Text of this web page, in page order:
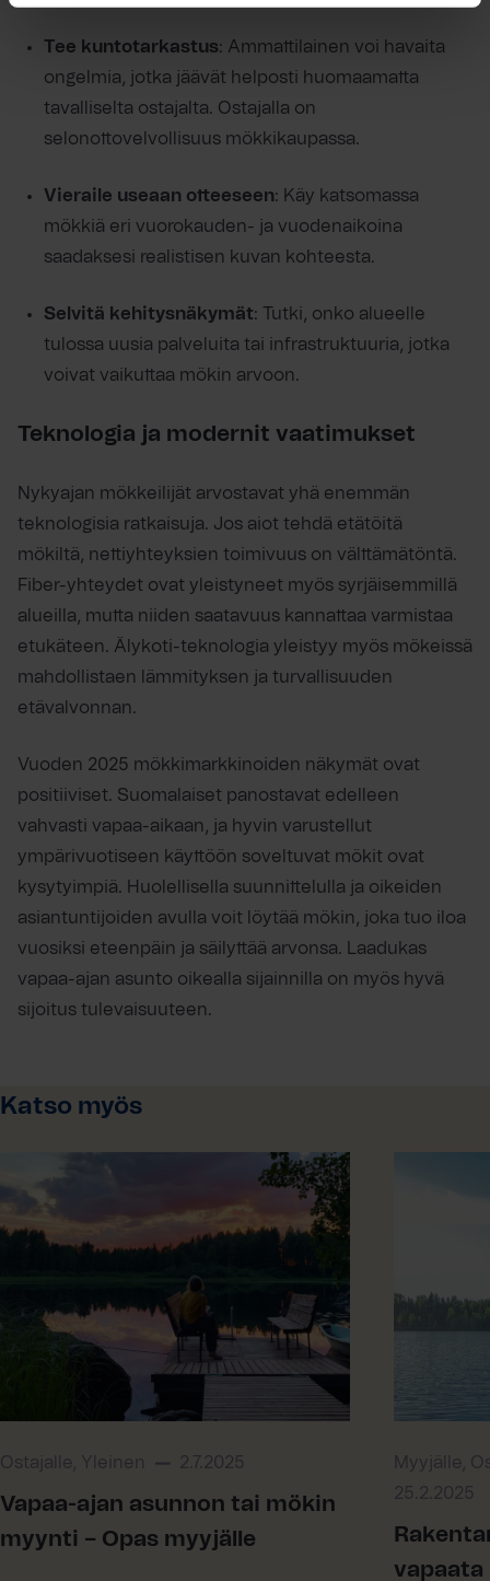
Tee kuntotarkastus: Ammattilainen voi havaita
ongelmia, jotka jäävät helposti huomaamatta
tavalliselta ostajalta. Ostajalla on
selonottovelvollisuus mökkikaupassa.
Vieraile useaan otteeseen: Käy katsomassa
mökkiä eri vuorokauden- ja vuodenaikoina
saadaksesi realistisen kuvan kohteesta.
Selvitä kehitysnäkymät: Tutki, onko alueelle
tulossa uusia palveluita tai infrastruktuuria, jotka
voivat vaikuttaa mökin arvoon.
Teknologia ja modernit vaatimukset
Nykyajan mökkeilijät arvostavat yhä enemmän
teknologisia ratkaisuja. Jos aiot tehdä etätöitä
mökiltä, nettiyhteyksien toimivuus on välttämätöntä.
Fiber-yhteydet ovat yleistyneet myös syrjäisemmillä
alueilla, mutta niiden saatavuus kannattaa varmistaa
etukäteen. Älykoti-teknologia yleistyy myös mökeissä
mahdollistaen lämmityksen ja turvallisuuden
etävalvonnan.
Vuoden 2025 mökkimarkkinoiden näkymät ovat
positiiviset. Suomalaiset panostavat edelleen
vahvasti vapaa-aikaan, ja hyvin varustellut
ympärivuotiseen käyttöön soveltuvat mökit ovat
kysytyimpiä. Huolellisella suunnittelulla ja oikeiden
asiantuntijoiden avulla voit löytää mökin, joka tuo iloa
vuosiksi eteenpäin ja säilyttää arvonsa. Laadukas
vapaa-ajan asunto oikealla sijainnilla on myös hyvä
sijoitus tulevaisuuteen.
Katso myös
Ostajalle, Yleinen 2.7.2025
Vapaa-ajan asunnon tai mökin
myynti – Opas myyjälle
Myyjälle,
25.2.2025